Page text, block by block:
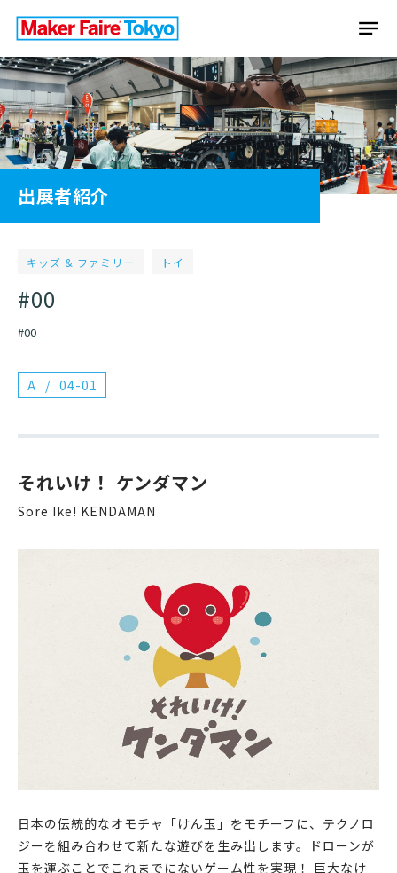
出展者紹介
キッズ & ファミリー トイ
#00
#00
A 04-01
それいけ！ ケンダマン
Sore Ike! KENDAMAN
日本の伝統的なオモチャ「けん玉」をモチーフに、テクノロ
ジーを組み合わせて新たな遊びを生み出します。ドローンが
玉を運ぶことでこれまでにないゲーム性を実現！ 巨大なけ